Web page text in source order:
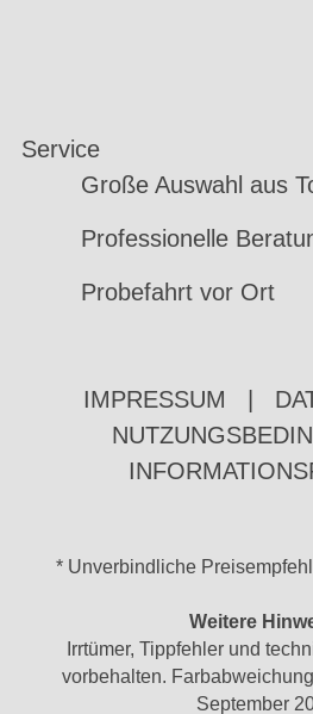
Service
Große Auswahl aus
Professionelle
Probefahrt vor Ort
IMPRESSUM
* Unverbindliche
Weitere
Irrtümer, Tippfehler und
vorbehalten.
September